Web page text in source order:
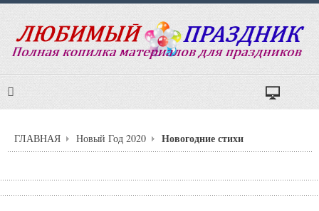
ГЛАВНАЯ Новый Год 2020 Новогодние стихи